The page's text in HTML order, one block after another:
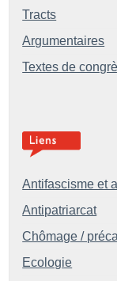
Tracts
Argumentaires
Textes de
Antifascisme et
Antipatriarcat
Chômage /
Ecologie